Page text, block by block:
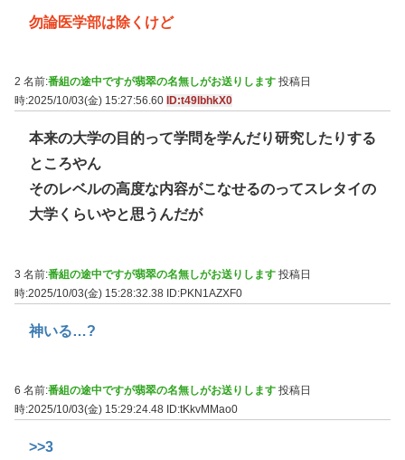
勿論医学部は除くけど
2 名前:番組の途中ですが翡翠の名無しがお送りします 投稿日
時:2025/10/03(金) 15:27:56.60 ID:t49lbhkX0
本来の大学の目的って学問を学んだり研究したりする
ところやん
そのレベルの高度な内容がこなせるのってスレタイの
大学くらいやと思うんだが
3 名前:番組の途中ですが翡翠の名無しがお送りします 投稿日
時:2025/10/03(金) 15:28:32.38 ID:PKN1AZXF0
神いる…?
6 名前:番組の途中ですが翡翠の名無しがお送りします 投稿日
時:2025/10/03(金) 15:29:24.48 ID:tKkvMMao0
>>3